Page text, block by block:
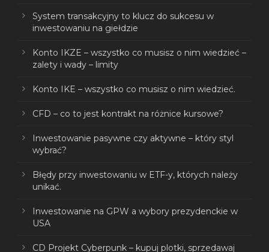
System transakcyjny to klucz do sukcesu w
inwestowaniu na giełdzie
Konto IKZE – wszystko co musisz o nim wiedzieć –
zalety i wady – limity
Konto IKE – wszystko co musisz o nim wiedzieć.
CFD – co to jest kontrakt na różnice kursowe?
Inwestowanie pasywne czy aktywne – który styl
wybrać?
Błędy przy inwestowaniu w ETF-y, których należy
unikać.
Inwestowanie na GPW a wybory prezydenckie w
USA
CD Projekt Cyberpunk – kupuj plotki, sprzedawaj